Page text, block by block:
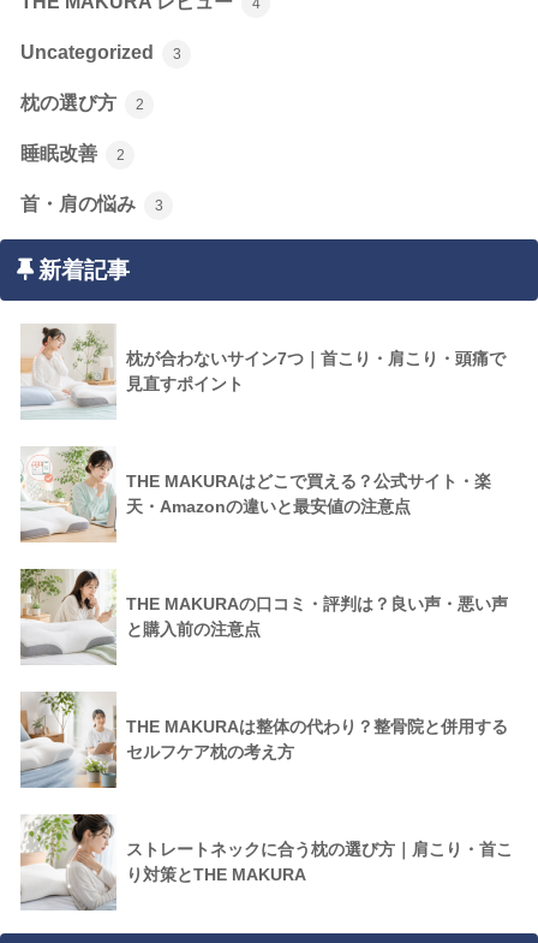
4
Uncategorized 3
枕の選び方 2
睡眠改善 2
首・肩の悩み 3
新着記事
枕が合わないサイン7つ｜首こり・肩こり・頭痛で
見直すポイント
THE MAKURAはどこで買える？公式サイト・楽
天・Amazonの違いと最安値の注意点
THE MAKURAの口コミ・評判は？良い声・悪い声
と購入前の注意点
THE MAKURAは整体の代わり？整骨院と併用する
セルフケア枕の考え方
ストレートネックに合う枕の選び方｜肩こり・首こ
り対策とTHE MAKURA